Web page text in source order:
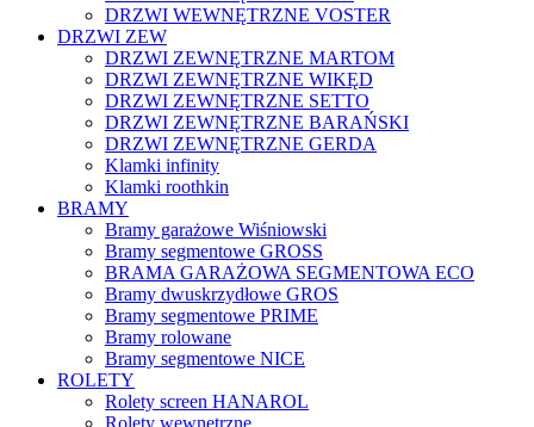
DRZWI WEWNĘTRZNE VOSTER
DRZWI ZEW
DRZWI ZEWNĘTRZNE MARTOM
DRZWI ZEWNĘTRZNE WIKĘD
DRZWI ZEWNĘTRZNE SETTO
DRZWI ZEWNĘTRZNE BARAŃSKI
DRZWI ZEWNĘTRZNE GERDA
Klamki infinity
Klamki roothkin
BRAMY
Bramy garażowe Wiśniowski
Bramy segmentowe GROSS
BRAMA GARAŻOWA SEGMENTOWA ECO
Bramy dwuskrzydłowe GROS
Bramy segmentowe PRIME
Bramy rolowane
Bramy segmentowe NICE
ROLETY
Rolety screen HANAROL
Rolety wewnętrzne